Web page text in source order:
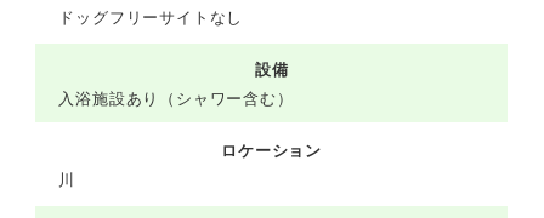
ドッグフリーサイトなし
設備
入浴施設あり（シャワー含む）
ロケーション
川